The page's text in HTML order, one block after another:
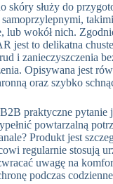
skóry służy do
lub wokół nich.
jest to delikatna
i zanieczyszczenia
Opisywana jest
oraz szybko
praktyczne pytanie
powtarzalną
Produkt jest
regularnie stosują
uwagę na
podczas